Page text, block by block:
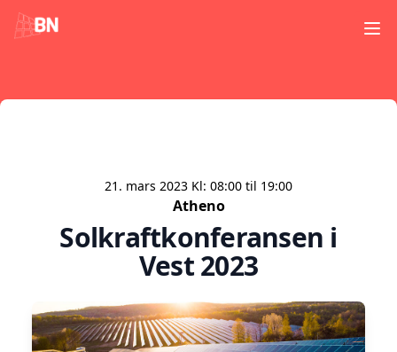
21. mars 2023 Kl: 08:00 til 19:00
Atheno
Solkraftkonferansen i
Vest 2023